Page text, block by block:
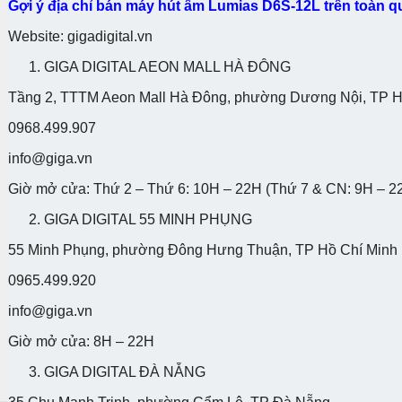
Gợi ý địa chỉ bán máy hút ẩm Lumias D6S-12L trên toàn
Website: gigadigital.vn
GIGA DIGITAL AEON MALL HÀ ĐÔNG
Tầng 2, TTTM Aeon Mall Hà Đông, phường Dương Nội, TP
0968.499.907
info@giga.vn
Giờ mở cửa: Thứ 2 – Thứ 6: 10H – 22H (Thứ 7 & CN: 9H –
GIGA DIGITAL 55 MINH PHỤNG
55 Minh Phụng, phường Đông Hưng Thuận, TP Hồ Chí Minh
0965.499.920
info@giga.vn
Giờ mở cửa: 8H – 22H
GIGA DIGITAL ĐÀ NẴNG